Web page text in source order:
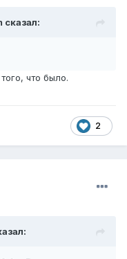
сказал:
что было.
2